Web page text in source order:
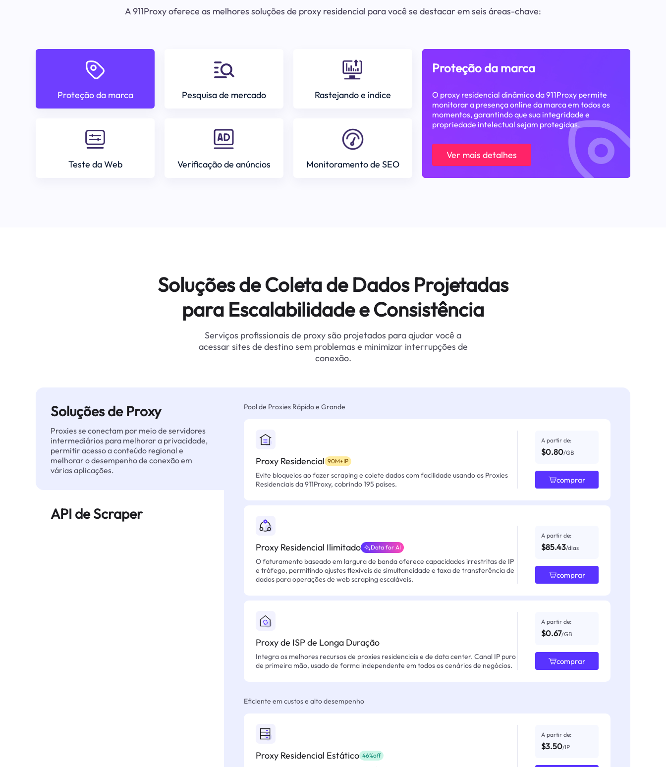
A 911Proxy oferece as melhores soluções de proxy residencial para você se destacar em seis áreas-chave:
Proteção da marca Pesquisa de mercado Rastejando e índice
Teste da Web Verificação de anúncios Monitoramento de SEO
Proteção da marca
O proxy residencial dinâmico da 911Proxy permite
monitorar a presença online da marca em todos os
momentos, garantindo que sua integridade e
propriedade intelectual sejam protegidas.
Ver mais detalhes
Soluções de Coleta de Dados Projetadas
para Escalabilidade e Consistência
Serviços profissionais de proxy são projetados para ajudar você a
acessar sites de destino sem problemas e minimizar interrupções de
conexão.
Soluções de Proxy
Proxies se conectam por meio de servidores
intermediários para melhorar a privacidade,
permitir acesso a conteúdo regional e
melhorar o desempenho de conexão em
várias aplicações.
API de Scraper
Pool de Proxies Rápido e Grande
Proxy Residencial 90M+IP
Evite bloqueios ao fazer scraping e colete dados com facilidade usando os Proxies
Residenciais da 911Proxy, cobrindo 195 países.
A partir de:
$0.80/GB
comprar
Proxy Residencial Ilimitado Data for AI
O faturamento baseado em largura de banda oferece capacidades irrestritas de IP
e tráfego, permitindo ajustes flexíveis de simultaneidade e taxa de transferência de
dados para operações de web scraping escaláveis.
A partir de:
$85.43/dias
comprar
Proxy de ISP de Longa Duração
Integra os melhores recursos de proxies residenciais e de data center. Canal IP puro
de primeira mão, usado de forma independente em todos os cenários de negócios.
A partir de:
$0.67/GB
comprar
Eficiente em custos e alto desempenho
Proxy Residencial Estático 46%off
A partir de:
$3.50/IP